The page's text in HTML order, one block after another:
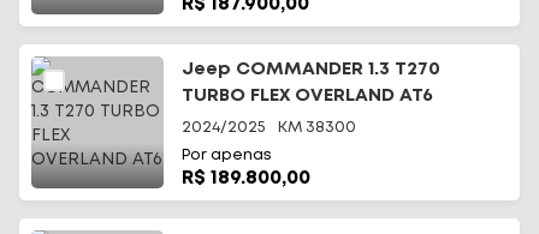
R$ 187.900,00
Jeep COMMANDER 1.3 T270
TURBO FLEX OVERLAND AT6
2024/2025 KM 38300
Por apenas
R$ 189.800,00